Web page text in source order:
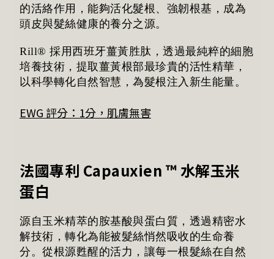
的活絡作用，能夠活化髮根、強韌根基，成為
頭皮與髮絲健康的養分之源。
Rill® 採用西班牙薑黃胜肽，透過最純粹的細胞
培養技術，提取薑黃根部最珍貴的活性精華，
以科學轉化自然智慧，為髮根注入新生能量。
EWG 評分：1分，肌膚無害
法國專利 Capauxien ™ 水解玉米
蛋白
源自玉米精萃的胺基酸與蛋白質，透過精密水
解技術，轉化為能被髮絲悄然吸收的生命養
分。從根源甦醒的活力，讓每一根髮絲在自然